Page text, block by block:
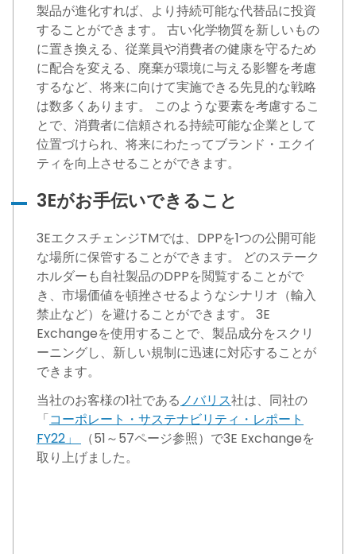
製品が進化すれば、より持続可能な代替品に投資
することができます。 古い化学物質を新しいもの
に置き換える、従業員や消費者の健康を守るため
に配合を変える、廃棄が環境に与える影響を考慮
するなど、将来に向けて実施できる先見的な戦略
は数多くあります。 このような要素を考慮するこ
とで、消費者に信頼される持続可能な企業として
位置づけられ、将来にわたってブランド・エクイ
ティを向上させることができます。
3Eがお手伝いできること
3EエクスチェンジTMでは、DPPを1つの公開可能
な場所に保管することができます。 どのステーク
ホルダーも自社製品のDPPを閲覧することがで
き、市場価値を頓挫させるようなシナリオ（輸入
禁止など）を避けることができます。 3E
Exchangeを使用することで、製品成分をスクリ
ーニングし、新しい規制に迅速に対応することが
できます。
当社のお客様の1社であるノバリス社は、同社の
「コーポレート・サステナビリティ・レポート
FY22」
（51～57ページ参照）で3E Exchangeを
取り上げました。